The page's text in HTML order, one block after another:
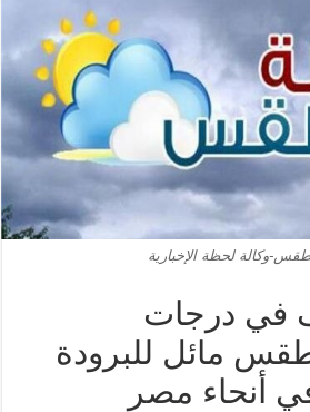
وكالة لحظة الإخبارية
في درجات
مائل للبرودة
أنحاء مصر